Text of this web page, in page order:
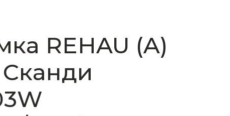
REHAU (A)
Сканди